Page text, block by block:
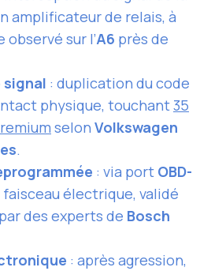
amplificateur de relais, à
sur l’A6 près de
signal : duplication du code
physique, touchant35
selon Volkswagen
.
: via port OBD-
électrique, validé
des experts de Bosch
: après agression,